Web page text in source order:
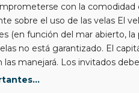
con la
sobre el uso de las velas El
(en función del mar abierto,
no está garantizado. El
las manejará. Los invitados
del s/v Rembrandt van